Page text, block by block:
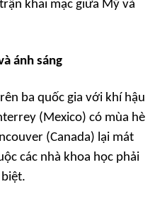
khai mạc giữa Mỹ và
ánh sáng
ba quốc gia với khí hậu
(Mexico) có mùa hè
(Canada) lại mát
các nhà khoa học phải